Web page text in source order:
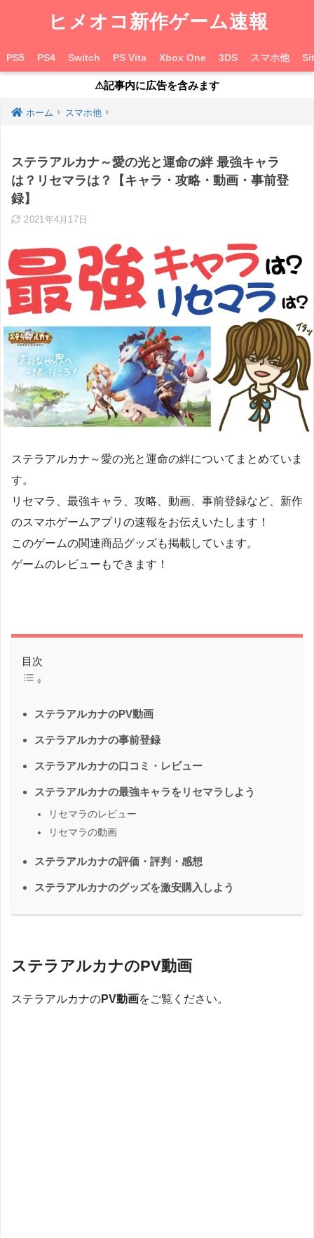
ヒメオコ新作ゲーム速報
PS5 PS4 Switch PS Vita Xbox One 3DS スマホ他
⚠︎記事内に広告を含みます
ホーム スマホ他
ステラアルカナ～愛の光と運命の絆 最強キャラ
は？リセマラは？【キャラ・攻略・動画・事前登
録】
2021年4月17日
ステラアルカナ～愛の光と運命の絆についてまとめていま
す。
リセマラ、最強キャラ、攻略、動画、事前登録など、新作
のスマホゲームアプリの速報をお伝えいたします！
このゲームの関連商品グッズも掲載しています。
ゲームのレビューもできます！
目次
ステラアルカナのPV動画
ステラアルカナの事前登録
ステラアルカナの口コミ・レビュー
ステラアルカナの最強キャラをリセマラしよう
リセマラのレビュー
リセマラの動画
ステラアルカナの評価・評判・感想
ステラアルカナのグッズを激安購入しよう
ステラアルカナのPV動画
ステラアルカナのPV動画をご覧ください。